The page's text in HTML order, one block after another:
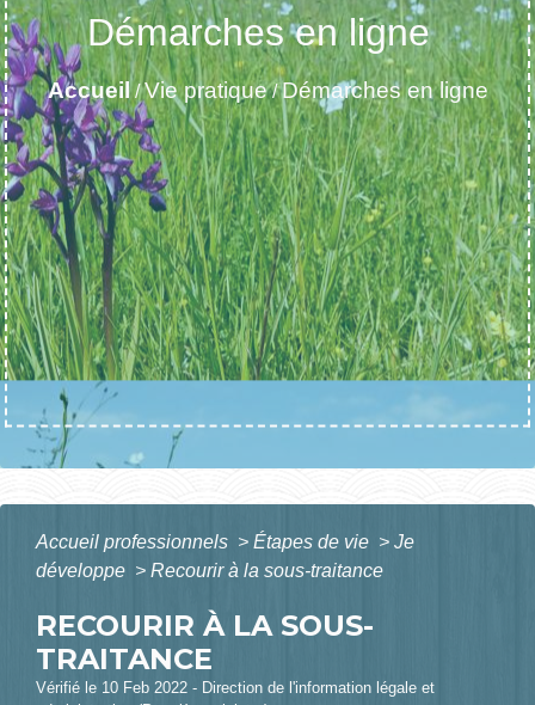
Démarches en ligne
Accueil /Vie pratique/Démarches en ligne
Accueil professionnels > Étapes de vie > Je
développe > Recourir à la sous-traitance
RECOURIR À LA SOUS-
TRAITANCE
Vérifié le 10 Feb 2022 - Direction de l'information légale et